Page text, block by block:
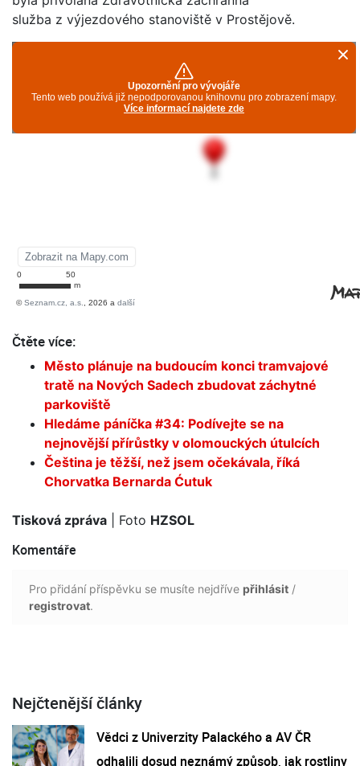
služba z výjezdového stanoviště v Prostějově.
Čtěte více:
Město plánuje na budoucím konci tramvajové
tratě na Nových Sadech zbudovat záchytné
parkoviště
Hledáme páníčka #34: Podívejte se na
nejnovější přírůstky v olomouckých útulcích
Čeština je těžší, než jsem očekávala, říká
Chorvatka Bernarda Ćutuk
Tisková zpráva | Foto HZSOL
Komentáře
Pro přidání příspěvku se musíte nejdříve přihlásit /
registrovat.
Nejčtenější články
Vědci z Univerzity Palackého a AV ČR
odhalili dosud neznámý způsob, jak rostliny